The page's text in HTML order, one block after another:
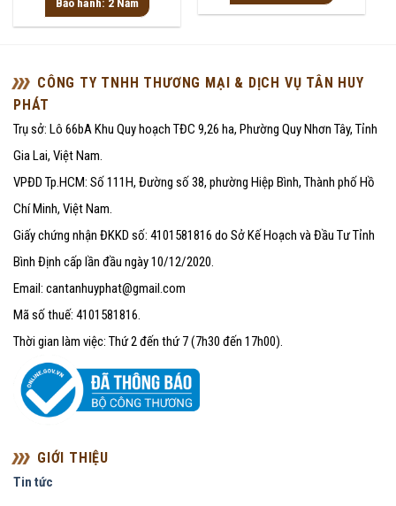
0
5
Bảo hành: 2 Năm
5
CÔNG TY TNHH THƯƠNG MẠI & DỊCH VỤ TÂN HUY
PHÁT
Trụ sở: Lô 66bA Khu Quy hoạch TĐC 9,26 ha, Phường Quy Nhơn Tây, Tỉnh
Gia Lai, Việt Nam.
VPĐD Tp.HCM: Số 111H, Đường số 38, phường Hiệp Bình, Thành phố Hồ
Chí Minh, Việt Nam.
Giấy chứng nhận ĐKKD số: 4101581816 do Sở Kế Hoạch và Đầu Tư Tỉnh
Bình Định cấp lần đầu ngày 10/12/2020.
Email: cantanhuyphat@gmail.com
Mã số thuế: 4101581816.
Thời gian làm việc: Thứ 2 đến thứ 7 (7h30 đến 17h00).
GIỚI THIỆU
Tin tức